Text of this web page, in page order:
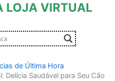
LOJA VIRTUAL
de Última Hora
Delícia Saudável para Seu Cão